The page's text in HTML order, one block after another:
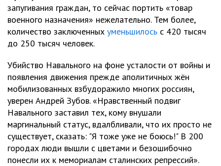
запугивания граждан, то сейчас портить «товар
военного назначения» нежелательно. Тем более,
количество заключенных уменьшилось с 420 тысяч
до 250 тысяч человек.
Убийство Навального на фоне усталости от войны и
появления движения прежде аполитичных жён
мобилизованных взбудоражило многих россиян,
уверен Андрей Зубов. «Нравственный подвиг
Навального заставил тех, кому внушали
маргинальный статус, вдалбливали, что их просто не
существует, сказать: "Я тоже уже не боюсь!" В 200
городах люди вышли с цветами и безошибочно
понесли их к мемориалам сталинских репрессий».